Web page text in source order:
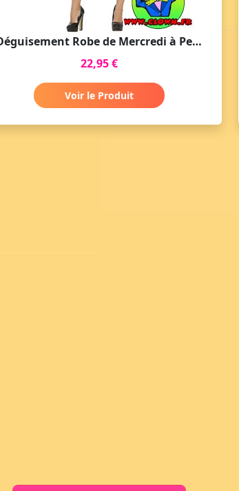
Déguisement Robe de Mercredi à Petits Pois pour Adultes
22,95 €
Voir le Produit